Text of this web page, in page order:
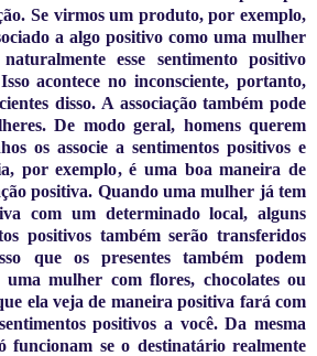
Se virmos um produto, por exemplo,
a algo positivo como uma mulher
esse sentimento positivo
acontece no inconsciente, portanto,
disso. A associação também pode
De modo geral, homens querem
os associe a sentimentos positivos e
por exemplo, é uma boa maneira de
positiva. Quando uma mulher já tem
com um determinado local, alguns
positivos também serão transferidos
que os presentes também podem
uma mulher com flores, chocolates ou
ela veja de maneira positiva fará com
positivos a você. Da mesma
funcionam se o destinatário realmente